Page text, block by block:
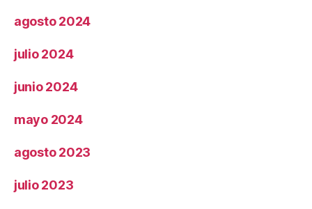
agosto 2024
julio 2024
junio 2024
mayo 2024
agosto 2023
julio 2023